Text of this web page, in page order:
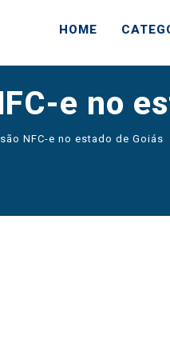
HOME
e no
NFC-e no estado de Goiás